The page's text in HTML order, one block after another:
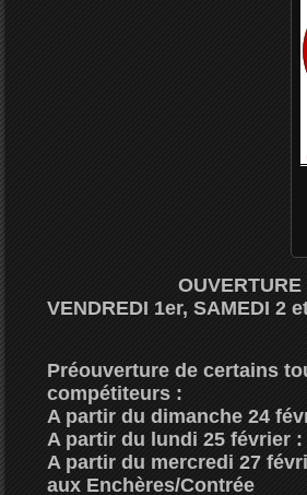
VENDREDI 1er, SAMEDI 2
Préouverture de certains
compétiteurs :
A partir du dimanche 24
A partir du lundi 25 février
A partir du mercredi 27
aux Enchères/Contrée